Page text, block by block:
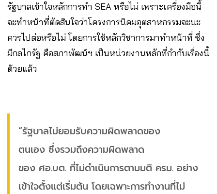
รัฐบาลเข้าใจหลักการทำ SEA หรือไม่ เพราะเครื่องมือนี้
จะทำหน้าที่ตัดสินใจว่าโครงการนิคมอุตสาหกรรมจะนะ
ควรไปต่อหรือไม่ โดยการใช้หลักวิชาการมาทำหน้าที่ ซึ่ง
มีกลไกรัฐ คือสภาพัฒน์ฯ เป็นหน่วยงานหลักที่กำกับเรื่องนี้
ด้วยแล้ว
“รัฐบาลไม่ยอมรับความผิดพลาดของ
ตนเอง ซึ่งรวมถึงความผิดพลาด
ของ ศอ.บต. ที่ไม่ดำเนินการตามมติ ครม. อย่าง
เข้าใจตั้งแต่เริ่มต้น โดยเฉพาะการทำงานที่ไม่